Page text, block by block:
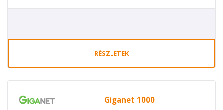
RÉSZLETEK
Giganet 1000